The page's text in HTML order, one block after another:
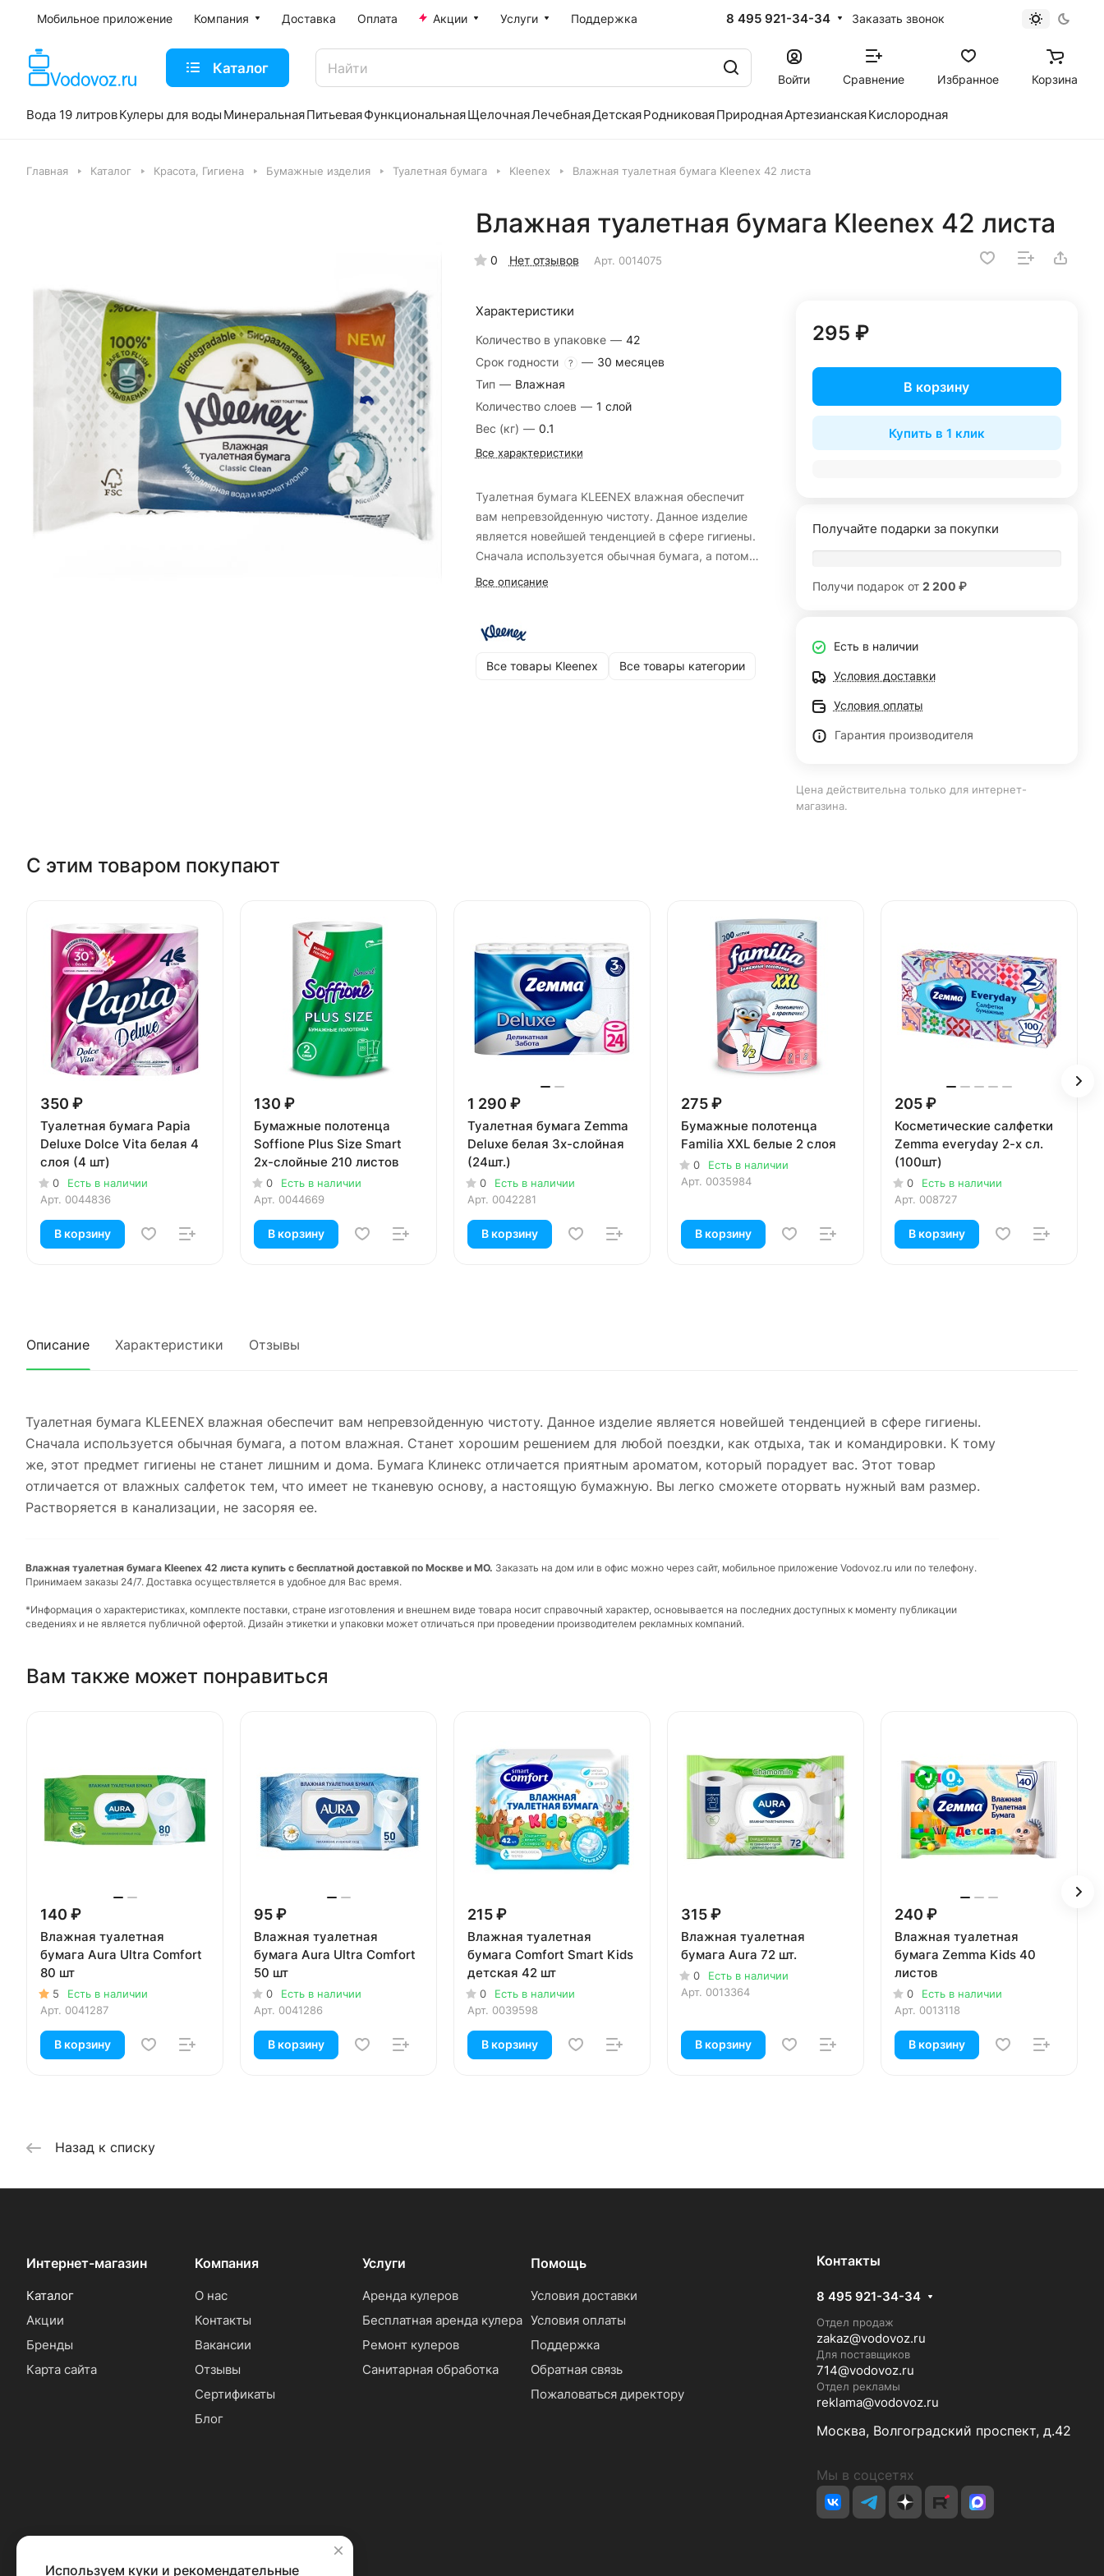
Мобильное приложение Компания Доставка Оплата Акции Услуги Поддержка 8 495 921-34-34 Заказать звонок
Каталог
Войти Сравнение Избранное Корзина
Вода 19 литровКулеры для воды МинеральнаяПитьеваяФункциональнаяЩелочнаяЛечебнаяДетскаяРодниковаяПрироднаяАртезианскаяКислородная
Главная Каталог Красота, Гигиена Бумажные изделия Туалетная бумага Kleenex Влажная туалетная бумага Kleenex 42 листа
Влажная туалетная бумага Kleenex 42 листа
0 Нет отзывов Арт. 0014075
Характеристики
Количество в упаковке — 42
Срок годности
? — 30 месяцев
Тип — Влажная
Количество слоев — 1 слой
Вес (кг) — 0.1
Все характеристики
Туалетная бумага KLEENEX влажная обеспечит
вам непревзойденную чистоту. Данное изделие
является новейшей тенденцией в сфере гигиены.
Сначала используется обычная бумага, а потом
влажная.
Все описание
Все товары Kleenex Все товары категории
295 ₽
В корзину
Купить в 1 клик
Получайте подарки за покупки
Получи подарок от 2 200 ₽
Есть в наличии
Условия доставки
Условия оплаты
Гарантия производителя
Цена действительна только для интернет-
магазина.
С этим товаром покупают
350 ₽
Туалетная бумага Papia
Deluxe Dolce Vita белая 4
слоя (4 шт)
0
Есть в наличии
Арт. 0044836
В корзину
130 ₽
Бумажные полотенца
Soffione Plus Size Smart
2х-слойные 210 листов
0
Есть в наличии
Арт. 0044669
В корзину
1 290 ₽
Туалетная бумага Zemma
Deluxe белая 3х-слойная
(24шт.)
0
Есть в наличии
Арт. 0042281
В корзину
275 ₽
Бумажные полотенца
Familia XXL белые 2 слоя
0
Есть в наличии
Арт. 0035984
В корзину
205 ₽
Косметические салфетки
Zemma everyday 2-х сл.
(100шт)
0
Есть в наличии
Арт. 008727
В корзину
Описание Характеристики Отзывы
Туалетная бумага KLEENEX влажная обеспечит вам непревзойденную чистоту. Данное изделие является новейшей тенденцией в сфере гигиены.
Сначала используется обычная бумага, а потом влажная. Станет хорошим решением для любой поездки, как отдыха, так и командировки. К тому
же, этот предмет гигиены не станет лишним и дома. Бумага Клинекс отличается приятным ароматом, который порадует вас. Этот товар
отличается от влажных салфеток тем, что имеет не тканевую основу, а настоящую бумажную. Вы легко сможете оторвать нужный вам размер.
Растворяется в канализации, не засоряя ее.
Влажная туалетная бумага Kleenex 42 листа купить с бесплатной доставкой по Москве и МО. Заказать на дом или в офис можно через сайт, мобильное приложение Vodovoz.ru или по телефону.
Принимаем заказы 24/7. Доставка осуществляется в удобное для Вас время.
*Информация о характеристиках, комплекте поставки, стране изготовления и внешнем виде товара носит справочный характер, основывается на последних доступных к моменту публикации
сведениях и не является публичной офертой. Дизайн этикетки и упаковки может отличаться при проведении производителем рекламных компаний.
Вам также может понравиться
140 ₽
Влажная туалетная
бумага Aura Ultra Comfort
80 шт
5
Есть в наличии
Арт. 0041287
В корзину
95 ₽
Влажная туалетная
бумага Aura Ultra Comfort
50 шт
0
Есть в наличии
Арт. 0041286
В корзину
215 ₽
Влажная туалетная
бумага Comfort Smart Kids
детская 42 шт
0
Есть в наличии
Арт. 0039598
В корзину
315 ₽
Влажная туалетная
бумага Aura 72 шт.
0
Есть в наличии
Арт. 0013364
В корзину
240 ₽
Влажная туалетная
бумага Zemma Kids 40
листов
0
Есть в наличии
Арт. 0013118
В корзину
Назад к списку
Интернет-магазин
Каталог
Акции
Бренды
Карта сайта
Компания
О нас
Контакты
Вакансии
Отзывы
Сертификаты
Блог
Услуги
Аренда кулеров
Бесплатная аренда кулера
Ремонт кулеров
Санитарная обработка
Помощь
Условия доставки
Условия оплаты
Поддержка
Обратная связь
Пожаловаться директору
Контакты
8 495 921-34-34
Отдел продаж
zakaz@vodovoz.ru
Для поставщиков
714@vodovoz.ru
Отдел рекламы
reklama@vodovoz.ru
Москва, Волгоградский проспект, д.42
Мы в соцсетях
Используем куки и рекомендательные